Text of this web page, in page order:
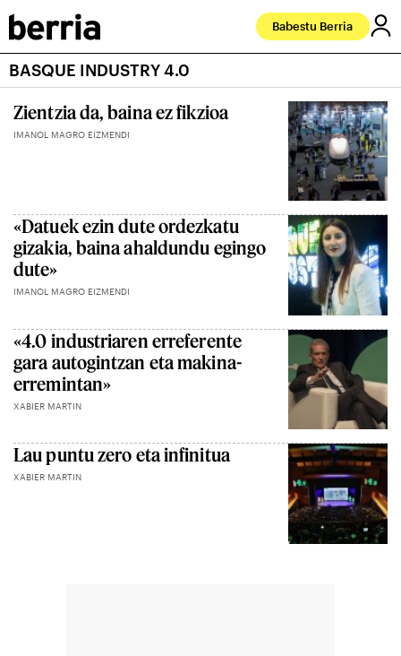
Babestu Berria
BASQUE INDUSTRY 4.0
Zientzia da, baina ez fikzioa
IMANOL MAGRO EIZMENDI
«Datuek ezin dute ordezkatu
gizakia, baina ahaldundu egingo
dute»
IMANOL MAGRO EIZMENDI
«4.0 industriaren erreferente
gara autogintzan eta makina-
erremintan»
XABIER MARTIN
Lau puntu zero eta infinitua
XABIER MARTIN